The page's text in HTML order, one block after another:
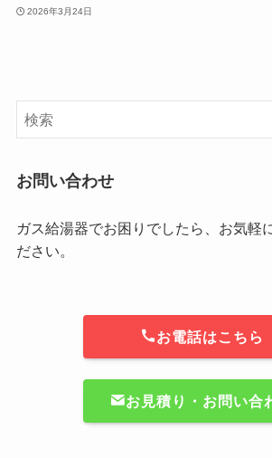
2026年3月24日
お問い合わせ
ガス給湯器でお困りでしたら、お気軽
ださい。
お電話はこちら
お見積り・お問い合